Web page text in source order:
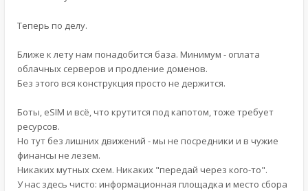
Теперь по делу.
Ближе к лету нам понадобится база. Минимум - оплата
облачных серверов и продление доменов.
Без этого вся конструкция просто не держится.
Боты, eSIM и всё, что крутится под капотом, тоже требует
ресурсов.
Но тут без лишних движений - мы не посредники и в чужие
финансы не лезем.
Никаких мутных схем. Никаких "передай через кого-то".
У нас здесь чисто: информационная площадка и место сбора